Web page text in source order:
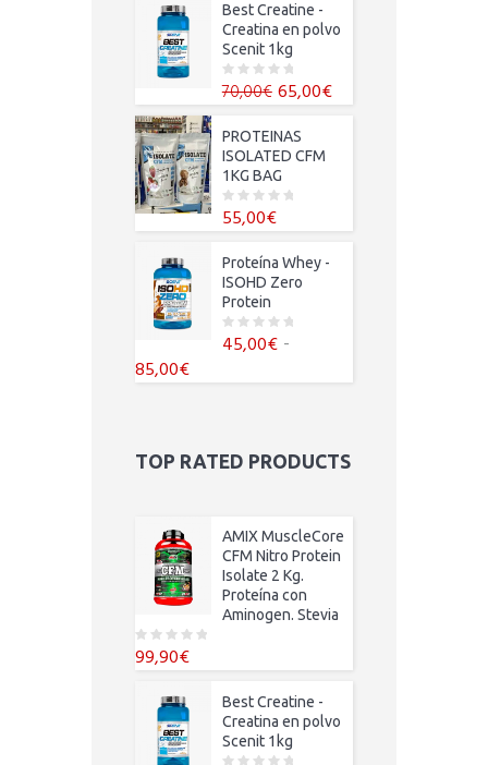
Best Creatine -
Creatina en polvo
Scenit 1kg
0
o
o
f
5
70,00€ El
precio
original
era:
70,00€.
65,00€El
precio
PROTEINAS
ISOLATED CFM
1KG BAG
0
o
o
f
5
55,00€
Proteína Whey -
ISOHD Zero
Protein
0
o
45,00€ -
85,00€Rango
de
45,00€
TOP RATED PRODUCTS
AMIX MuscleCore
CFM Nitro Protein
Isolate 2 Kg.
Proteína con
Aminogen. Stevia
0
o
99,90€
Best Creatine -
Creatina en polvo
Scenit 1kg